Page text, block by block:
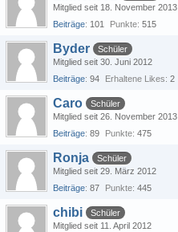
Mitglied seit 18. November 2013
Beiträge 101 Punkte 515
Byder
Schüler
Mitglied seit 30. Juni 2012
Beiträge 94 Erhaltene Likes 2
Caro
Schüler
Mitglied seit 26. November 2013
Beiträge 89 Punkte 475
Ronja
Schüler
Mitglied seit 29. März 2012
Beiträge 87 Punkte 445
chibi
Schüler
Mitglied seit 11. April 2012